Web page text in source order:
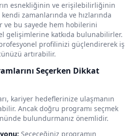
esnekliğinin ve erişilebilirliğinin
zamanlarında ve hızlarında
ve bu sayede hem hobilerini
gelişimlerine katkıda bulunabilirler.
profilinizi güçlendirerek iş
artırabilir.
Seçerken Dikkat
kariyer hedeflerinize ulaşmanın
Ancak doğru programı seçmek
bulundurmanız önemlidir.
Seçeceğiniz programın